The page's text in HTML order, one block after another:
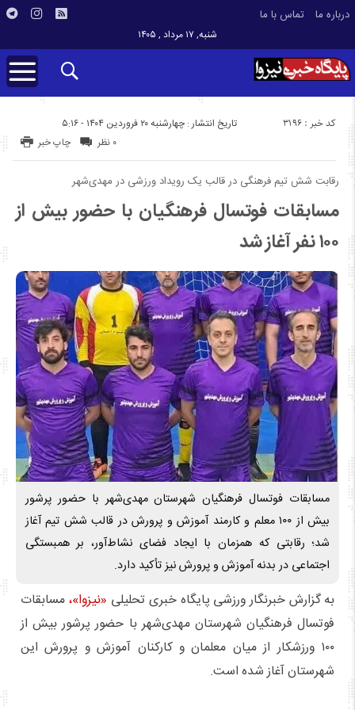
درباره ما تماس با ما
شنبه, ۱۷ مرداد , ۱۴۰۵
تاریخ انتشار : چهارشنبه ۲۰ فروردین ۱۴۰۴ - ۵:۱۶ کد خبر : 3196
چاپ خبر ۰ نظر
رقابت شش تیم فرهنگی در قالب یک رویداد ورزشی در مهدی‌شهر
مسابقات فوتسال فرهنگیان با حضور بیش از
۱۰۰ نفر آغاز شد
مسابقات فوتسال فرهنگیان شهرستان مهدی‌شهر با حضور پرشور
بیش از ۱۰۰ معلم و کارمند آموزش و پرورش در قالب شش تیم آغاز
شد؛ رقابتی که همزمان با ایجاد فضای نشاط‌آور، بر همبستگی
اجتماعی در بدنه آموزش و پرورش نیز تأکید دارد.
به گزارش خبرنگار ورزشی پایگاه خبری تحلیلی «نیزوا»،مسابقات
فوتسال فرهنگیان شهرستان مهدی‌شهر با حضور پرشور بیش از
۱۰۰ ورزشکار از میان معلمان و کارکنان آموزش و پرورش این
شهرستان آغاز شده است.